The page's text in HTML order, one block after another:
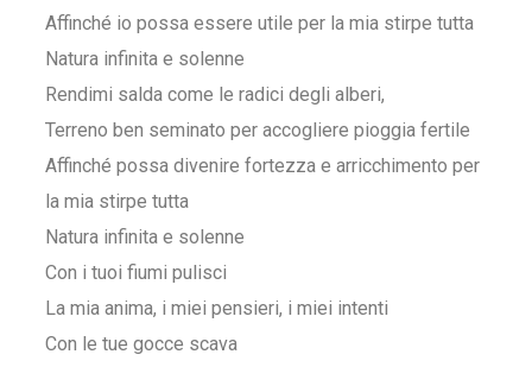
Affinché io possa essere utile per la mia stirpe tutta
Natura infinita e solenne
Rendimi salda come le radici degli alberi,
Terreno ben seminato per accogliere pioggia fertile
Affinché possa divenire fortezza e arricchimento per
la mia stirpe tutta
Natura infinita e solenne
Con i tuoi fiumi pulisci
La mia anima, i miei pensieri, i miei intenti
Con le tue gocce scava